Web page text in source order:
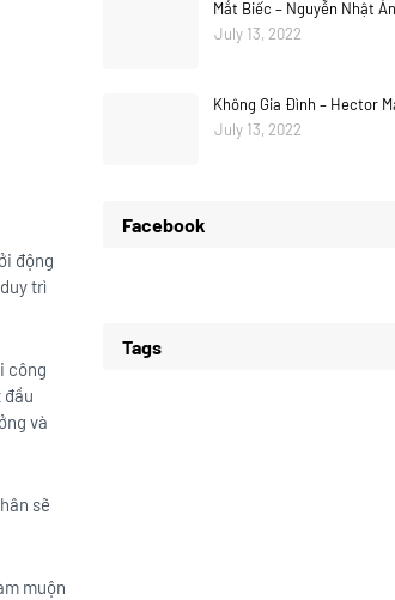
động
trì
công
đầu
và
sẽ
muộn
Mắt Biếc – Nguyễn Nhật
July 13, 2022
Không Gia Đình – Hector
July 13, 2022
Facebook
Tags